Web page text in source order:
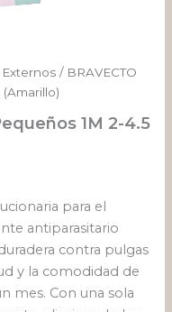
/ BRAVECTO
1M 2-4.5
para el
antiparasitario
contra pulgas
y la comodidad de
mes. Con una sola